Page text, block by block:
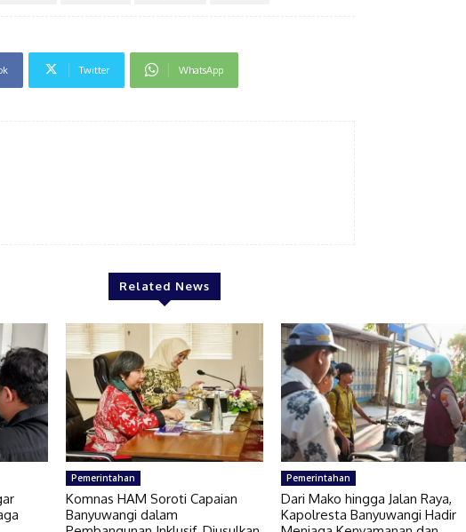
Twitter WhatsApp
Related News
Pemerintahan
Komnas HAM Soroti Capaian
Banyuwangi dalam
Pemerintahan
Dari Mako hingga Jalan Raya,
Kapolresta Banyuwangi Hadir